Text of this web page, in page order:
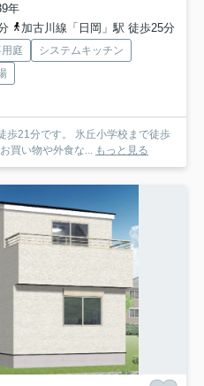
年
加古川線「日岡」駅 徒歩25分
庭
システムキッチン
歩21分です。 氷丘小学校まで徒歩
買い物や外食な...
もっと見る